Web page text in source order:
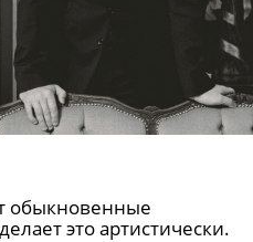
обыкновенные
это артистически.